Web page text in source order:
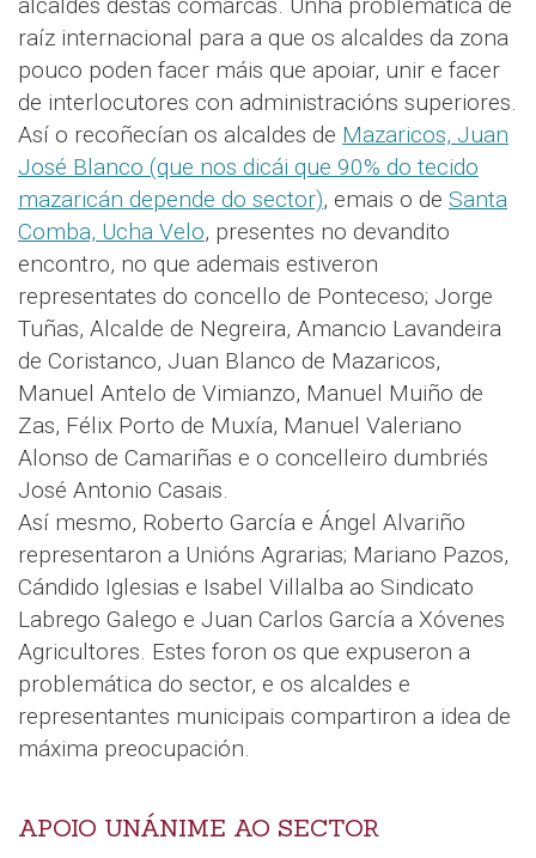
alcaldes destas comarcas. Unha problemática de
raíz internacional para a que os alcaldes da zona
pouco poden facer máis que apoiar, unir e facer
de interlocutores con administracións superiores.
Así o recoñecían os alcaldes de Mazaricos, Juan
José Blanco (que nos dicái que 90% do tecido
mazaricán depende do sector), emais o de Santa
Comba, Ucha Velo, presentes no devandito
encontro, no que ademais estiveron
representates do concello de Ponteceso; Jorge
Tuñas, Alcalde de Negreira, Amancio Lavandeira
de Coristanco, Juan Blanco de Mazaricos,
Manuel Antelo de Vimianzo, Manuel Muiño de
Zas, Félix Porto de Muxía, Manuel Valeriano
Alonso de Camariñas e o concelleiro dumbriés
José Antonio Casais.
Así mesmo, Roberto García e Ángel Alvariño
representaron a Unións Agrarias; Mariano Pazos,
Cándido Iglesias e Isabel Villalba ao Sindicato
Labrego Galego e Juan Carlos García a Xóvenes
Agricultores. Estes foron os que expuseron a
problemática do sector, e os alcaldes e
representantes municipais compartiron a idea de
máxima preocupación.
APOIO UNÁNIME AO SECTOR